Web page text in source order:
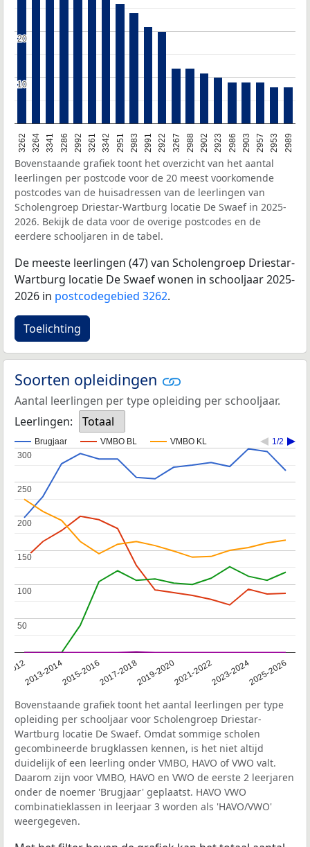
3262 3264 3341 3286 2992 3261 3342 2951 2983 2991 2922 3267 2988 2902 2923 2986 2903 2957 2953 2989
10
10
20
20
Bovenstaande grafiek toont het overzicht van het aantal
leerlingen per postcode voor de 20 meest voorkomende
postcodes van de huisadressen van de leerlingen van
Scholengroep Driestar-Wartburg locatie De Swaef in 2025-
2026. Bekijk de data voor de overige postcodes en de
eerdere schooljaren in de tabel.
De meeste leerlingen (47) van Scholengroep Driestar-
Wartburg locatie De Swaef wonen in schooljaar 2025-
2026 in postcodegebied 3262.
Toelichting
Soorten opleidingen
Aantal leerlingen per type opleiding per schooljaar.
Leerlingen:
Totaal
Brugjaar VMBO BL VMBO KL 1/2
20122013-20142015-20162017-20182019-20202021-20222023-20242025-2026
50
50
100
100
150
150
200
200
250
250
300
300
Bovenstaande grafiek toont het aantal leerlingen per type
opleiding per schooljaar voor Scholengroep Driestar-
Wartburg locatie De Swaef. Omdat sommige scholen
gecombineerde brugklassen kennen, is het niet altijd
duidelijk of een leerling onder VMBO, HAVO of VWO valt.
Daarom zijn voor VMBO, HAVO en VWO de eerste 2 leerjaren
onder de noemer 'Brugjaar' geplaatst. HAVO VWO
combinatieklassen in leerjaar 3 worden als 'HAVO/VWO'
weergegeven.